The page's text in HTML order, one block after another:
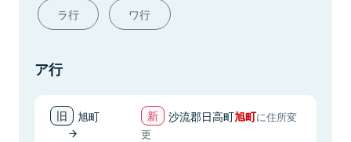
ラ行 ワ行
ア行
旭町 沙流郡日高町旭町に住所変
更